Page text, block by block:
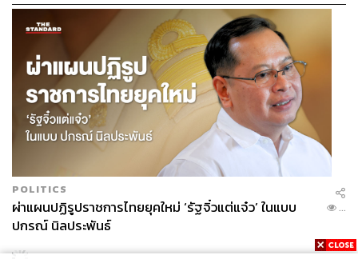
POLITICS
ผ่าแผนปฏิรูปราชการไทยยุคใหม่ ‘รัฐจิ๋วแต่แจ๋ว’ ในแบบ
ปกรณ์ นิลประพันธ์
...